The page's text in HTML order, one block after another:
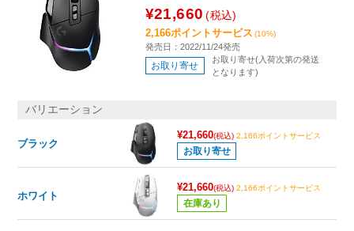
タン /USB］
¥21,660 (税込)
2,166ポイントサービス (10%)
発売日：2022/11/24発売
お取り寄せ
お取り寄せ(入荷次第の発送
となります)
バリエーション
ブラック
¥21,660(税込) 2,166ポイントサービス
お取り寄せ
ホワイト
¥21,660(税込) 2,166ポイントサービス
在庫あり